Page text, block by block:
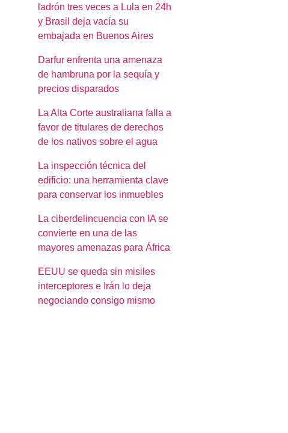
ladrón tres veces a Lula en 24h
y Brasil deja vacía su
embajada en Buenos Aires
Darfur enfrenta una amenaza
de hambruna por la sequía y
precios disparados
La Alta Corte australiana falla a
favor de titulares de derechos
de los nativos sobre el agua
La inspección técnica del
edificio: una herramienta clave
para conservar los inmuebles
La ciberdelincuencia con IA se
convierte en una de las
mayores amenazas para África
EEUU se queda sin misiles
interceptores e Irán lo deja
negociando consigo mismo